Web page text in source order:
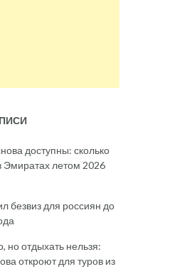
доступны: сколько
Эмиратах летом 2026
безвиз для россиян до
но отдыхать нельзя:
откроют для туров из